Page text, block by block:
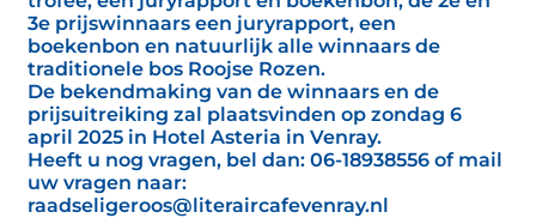
3e prijswinnaars een juryrapport, een
boekenbon en natuurlijk alle winnaars de
traditionele bos Roojse Rozen.
De bekendmaking van de winnaars en de
prijsuitreiking zal plaatsvinden op zondag 6
april 2025 in Hotel Asteria in Venray.
Heeft u nog vragen, bel dan: 06-18938556 of mail
uw vragen naar:
raadseligeroos@literaircafevenray.nl